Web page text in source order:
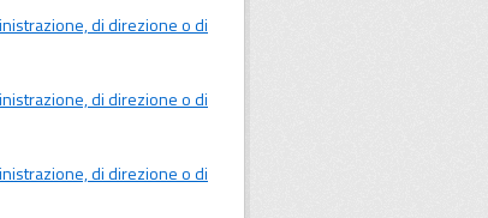
di direzione o di
di direzione o di
di direzione o di